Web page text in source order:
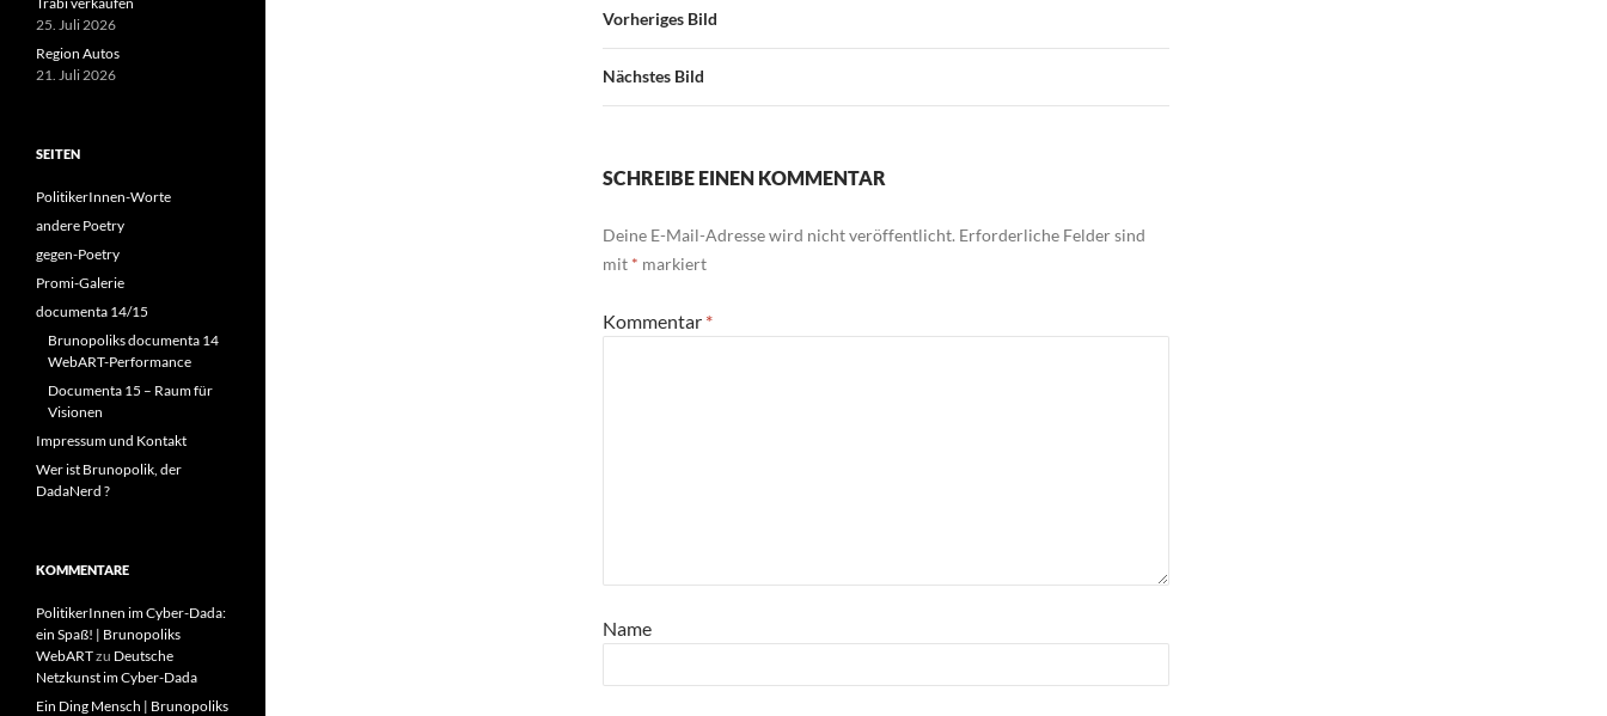
Vorheriges Bild
Nächstes Bild
SCHREIBE EINEN KOMMENTAR
Deine E-Mail-Adresse wird nicht veröffentlicht. Erforderliche Felder sind
mit * markiert
Kommentar *
Name
25. Juli 2026
Region Autos
21. Juli 2026
SEITEN
PolitikerInnen-Worte
andere Poetry
gegen-Poetry
Promi-Galerie
documenta 14/15
Brunopoliks documenta 14
WebART-Performance
Documenta 15 – Raum für
Visionen
Impressum und Kontakt
Wer ist Brunopolik, der
DadaNerd ?
KOMMENTARE
PolitikerInnen im Cyber-Dada:
ein Spaß! | Brunopoliks
WebARTzu Deutsche
Netzkunst im Cyber-Dada
Ein Ding Mensch | Brunopoliks